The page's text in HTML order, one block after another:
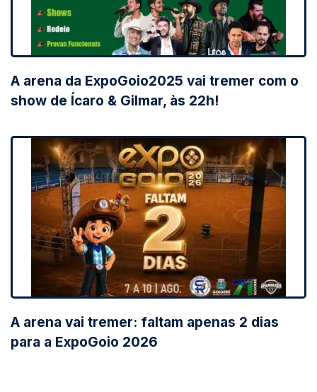
A arena da ExpoGoio2025 vai tremer com o
show de Ícaro & Gilmar, às 22h!
A arena vai tremer: faltam apenas 2 dias
para a ExpoGoio 2026